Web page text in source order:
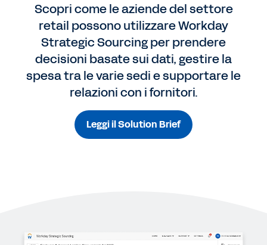
Scopri come le aziende del settore
retail possono utilizzare Workday
Strategic Sourcing per prendere
decisioni basate sui dati, gestire la
spesa tra le varie sedi e supportare le
relazioni con i fornitori.
Leggi il Solution Brief